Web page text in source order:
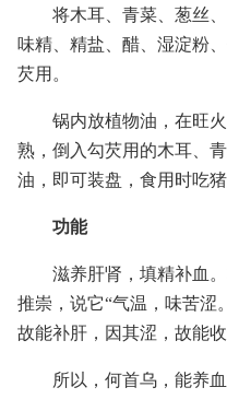
将木耳、青菜、葱丝
味精、精盐、醋、湿淀粉
芡用。
锅内放植物油，在旺
熟，倒入勾芡用的木耳、
油，即可装盘，食用时吃
功能
滋养肝肾，填精补血
推崇，说它“气温，味苦涩
故能补肝，因其涩，故能收
所以，何首乌，能养